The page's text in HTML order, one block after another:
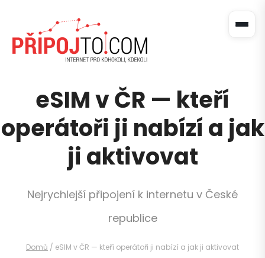
eSIM v ČR — kteří
operátoři ji nabízí a jak
ji aktivovat
Nejrychlejší připojení k internetu v České
republice
Domů / eSIM v ČR — kteří operátoři ji nabízí a jak ji aktivovat